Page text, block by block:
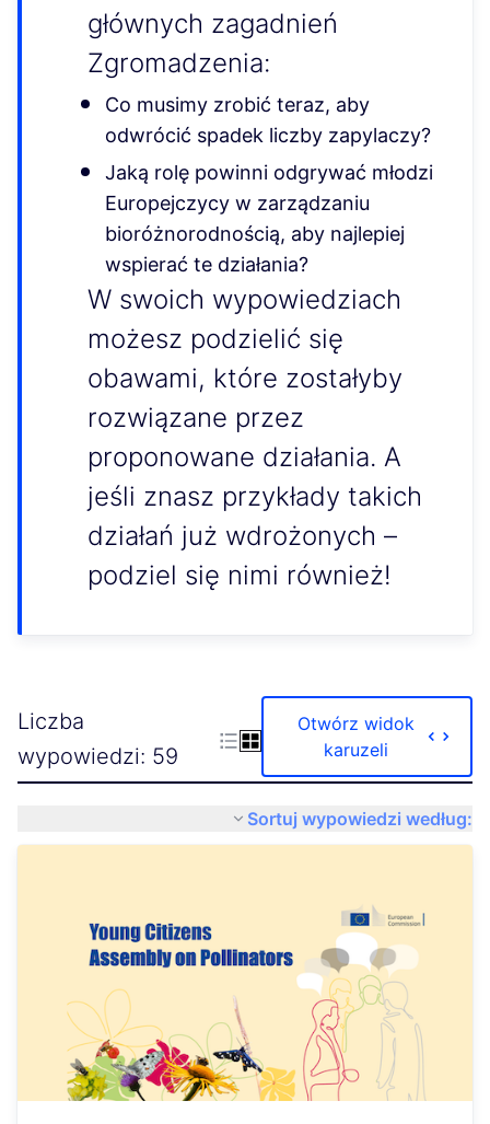
głównych zagadnień
Zgromadzenia:
Co musimy zrobić teraz, aby
odwrócić spadek liczby zapylaczy?
Jaką rolę powinni odgrywać młodzi
Europejczycy w zarządzaniu
bioróżnorodnością, aby najlepiej
wspierać te działania?
W swoich wypowiedziach
możesz podzielić się
obawami, które zostałyby
rozwiązane przez
proponowane działania. A
jeśli znasz przykłady takich
działań już wdrożonych –
podziel się nimi również!
Liczba
wypowiedzi: 59
Otwórz widok
karuzeli
Sortuj wypowiedzi według: